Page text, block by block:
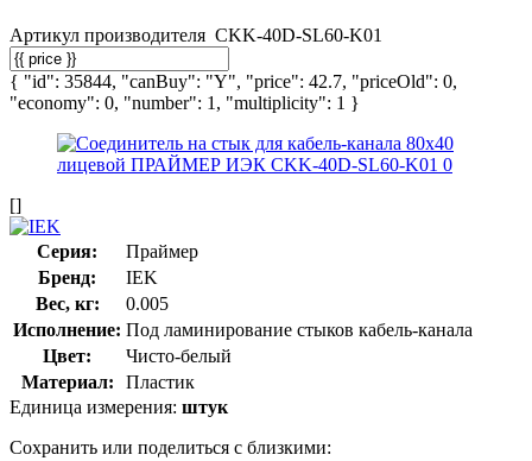
Артикул производителя CKK-40D-SL60-K01
{ "id": 35844, "canBuy": "Y", "price": 42.7, "priceOld": 0,
"economy": 0, "number": 1, "multiplicity": 1 }
[]
Серия:
Праймер
Бренд:
IEK
Вес, кг:
0.005
Исполнение: Под ламинирование стыков кабель-канала
Цвет:
Чисто-белый
Материал:
Пластик
Единица измерения: штук
Сохранить или поделиться с близкими: